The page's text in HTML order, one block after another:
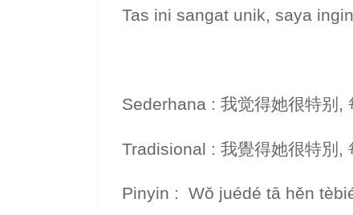
Tas ini sangat unik, saya
Sederhana : 我觉得她很特别,
Tradisional : 我覺得她很特別,
Pinyin : Wǒ juédé tā hěn